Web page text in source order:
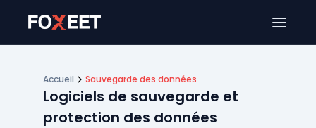
Accueil Sauvegarde des données
Logiciels de sauvegarde et
protection des données